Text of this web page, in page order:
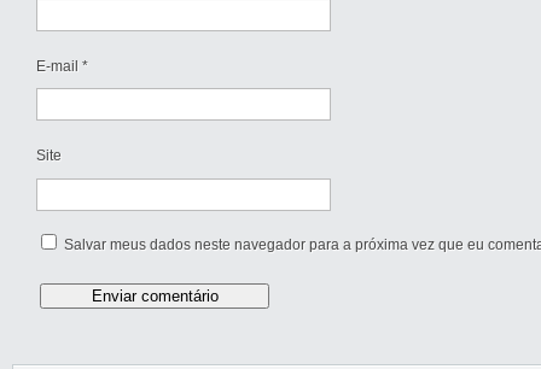
E-mail *
Site
Salvar meus dados neste navegador para a próxima vez que eu